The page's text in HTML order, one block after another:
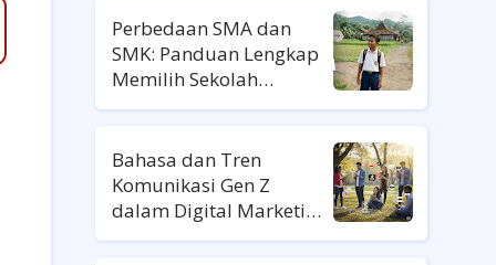
Perbedaan SMA dan
SMK: Panduan Lengkap
Memilih Sekolah
Lanjutan
Bahasa dan Tren
Komunikasi Gen Z
dalam Digital Marketing
Ala Gen Z